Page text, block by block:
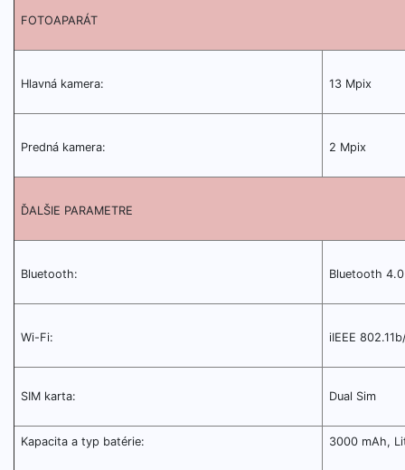
FOTOAPARÁT
Hlavná kamera: 13 Mpix
Predná kamera: 2 Mpix
ĎALŠIE PARAMETRE
Bluetooth: Bluetooth 4.0
Wi-Fi: iIEEE
SIM karta: Dual Sim
Kapacita a typ batérie: 3000 mAh,